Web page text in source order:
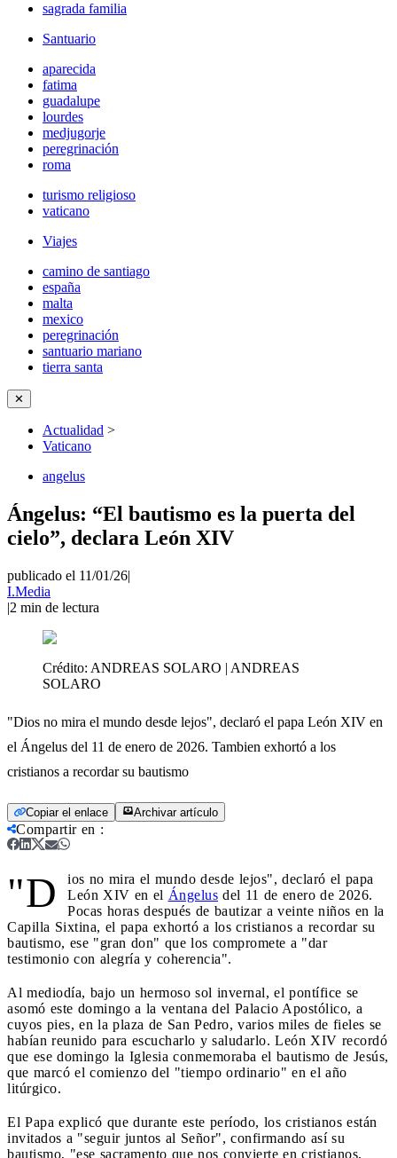
sagrada familia
Santuario
aparecida
fatima
guadalupe
lourdes
medjugorje
peregrinación
roma
turismo religioso
vaticano
Viajes
camino de santiago
españa
malta
mexico
peregrinación
santuario mariano
tierra santa
✕
Actualidad >
Vaticano
angelus
Ángelus: “El bautismo es la puerta del
cielo”, declara León XIV
publicado el 11/01/26|
I.Media
|2 min de lectura
Crédito: ANDREAS SOLARO | ANDREAS
SOLARO
"Dios no mira el mundo desde lejos", declaró el papa León XIV en
el Ángelus del 11 de enero de 2026. Tambien exhortó a los
cristianos a recordar su bautismo
Copiar el enlace Archivar artículo
Compartir en :
"D
ios no mira el mundo desde lejos", declaró el papa
León XIV en el Ángelus del 11 de enero de 2026.
Pocas horas después de bautizar a veinte niños en la
Capilla Sixtina, el papa exhortó a los cristianos a recordar su
bautismo, ese "gran don" que los compromete a "dar
testimonio con alegría y coherencia".
Al mediodía, bajo un hermoso sol invernal, el pontífice se
asomó este domingo a la ventana del Palacio Apostólico, a
cuyos pies, en la plaza de San Pedro, varios miles de fieles se
habían reunido para escucharlo y saludarlo. León XIV recordó
que ese domingo la Iglesia conmemoraba el bautismo de Jesús,
que marcó el comienzo del "tiempo ordinario" en el año
litúrgico.
El Papa explicó que durante este período, los cristianos están
invitados a "seguir juntos al Señor", confirmando así su
bautismo, "ese sacramento que nos convierte en cristianos,